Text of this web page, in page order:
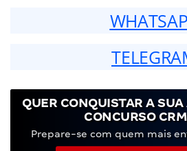
QUER CONQUISTAR A
CONCURSO
Prepare-se com quem mais